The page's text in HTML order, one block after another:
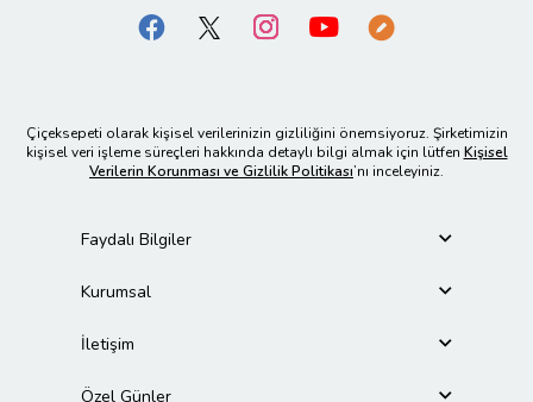
Çiçeksepeti olarak kişisel verilerinizin gizliliğini önemsiyoruz. Şirketimizin
kişisel veri işleme süreçleri hakkında detaylı bilgi almak için lütfen Kişisel
Verilerin Korunması ve Gizlilik Politikası’nı inceleyiniz.
Faydalı Bilgiler
Kurumsal
İletişim
Özel Günler